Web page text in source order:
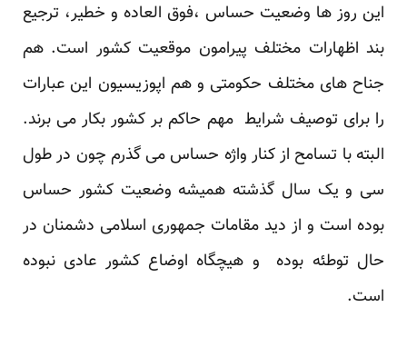
این روز ها وضعیت حساس ،فوق العاده و خطیر، ترجیع
بند اظهارات مختلف پیرامون موقعیت کشور است. هم
جناح های مختلف حکومتی و هم اپوزیسیون این عبارات
را برای توصیف شرایط مهم حاکم بر کشور بکار می برند.
البته با تسامح از کنار واژه حساس می گذرم چون در طول
سی و یک سال گذشته همیشه وضعیت کشور حساس
بوده است و از دید مقامات جمهوری اسلامی دشمنان در
حال توطئه بوده و هیچگاه اوضاع کشور عادی نبوده
است.